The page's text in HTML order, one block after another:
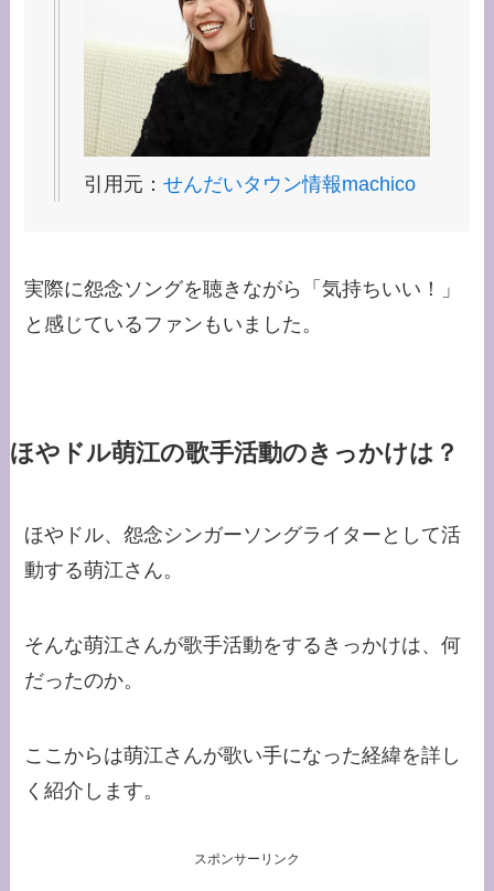
引用元：せんだいタウン情報machico
実際に怨念ソングを聴きながら「気持ちいい！」
と感じているファンもいました。
ほやドル萌江の歌手活動のきっかけは？
ほやドル、怨念シンガーソングライターとして活
動する萌江さん。
そんな萌江さんが歌手活動をするきっかけは、何
だったのか。
ここからは萌江さんが歌い手になった経緯を詳し
く紹介します。
スポンサーリンク